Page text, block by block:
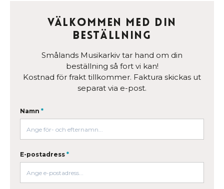
Välkommen med din
beställning
Smålands Musikarkiv tar hand om din
beställning så fort vi kan!
Kostnad för frakt tillkommer. Faktura skickas ut
separat via e-post.
Namn *
E-postadress *